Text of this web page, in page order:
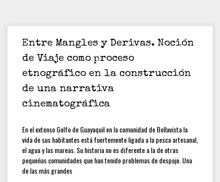
Cuadernos de Trabajo: colección
[CONVOCATORIA CERRADA]
Convocatoria Preliminar: 3ra
Entre Mangles y Derivas. Noción
de Viaje como proceso
etnográfico en la construcción
de una narrativa
cinematográfica
En el extenso Golfo de Guayaquil en la comunidad de Bellavista la
vida de sus habitantes está fuertemente ligada a la pesca artesanal,
el agua y las mareas. Su historia no es diferente a la de otras
pequeñas comunidades que han tenido problemas de despojo. Una
de las más grandes